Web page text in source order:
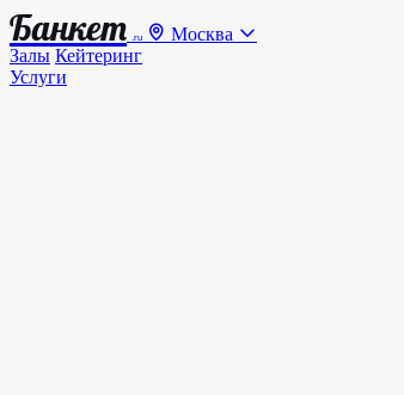
Банкет .ru
Москва
Залы Кейтеринг
Услуги